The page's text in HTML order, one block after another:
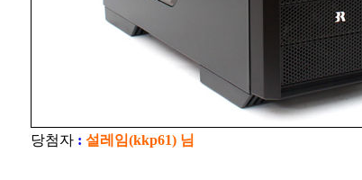
당첨자 : 설레임(kkp61) 님